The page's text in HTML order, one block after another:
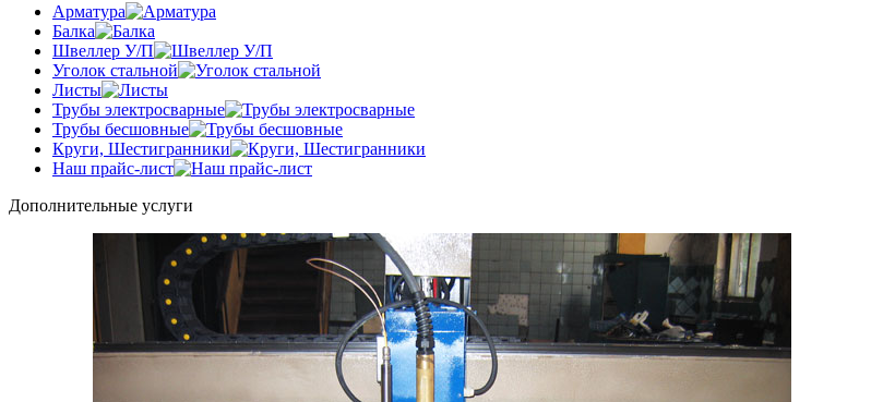
Арматура
Балка
Швеллер У/П
Уголок стальной
Листы
Трубы электросварные
Трубы бесшовные
Круги, Шестигранники
Наш прайс-лист
Дополнительные услуги